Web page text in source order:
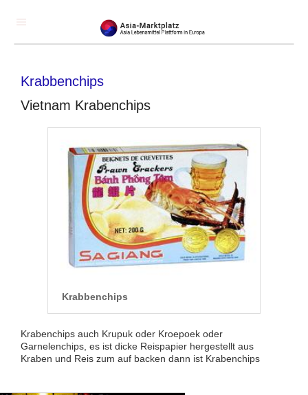
Krabbenchips
Vietnam Krabenchips
Krabbenchips
Krabenchips auch Krupuk oder Kroepoek oder
Garnelenchips, es ist dicke Reispapier hergestellt aus
Kraben und Reis zum auf backen dann ist Krabenchips